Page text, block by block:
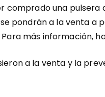
comprado una
pondrán a la venta a
Para más información,
a la venta y la